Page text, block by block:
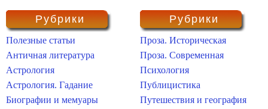
Рубрики
Полезные статьи
Античная литература
Астрология
Астрология. Гадание
Биографии и мемуары
Рубрики
Проза. Историческая
Проза. Современная
Психология
Публицистика
Путешествия и география